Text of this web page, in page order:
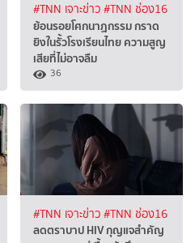
#TNN เจาะข่าว#TNN ช่อง16
ย้อนรอยโศกนาฏกรรม กราด
ยิงในรั้วโรงเรียนไทย ความสูญ
เสียที่ไม่อาจลืม
36
#TNN เจาะข่าว#TNN ช่อง16
ลดตราบาป HIV กุญแจสำคัญ